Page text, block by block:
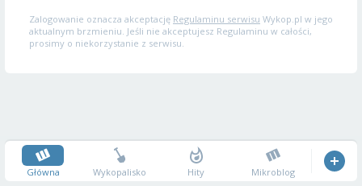
Zalogowanie oznacza akceptację Regulaminu serwisu Wykop.pl w jego
aktualnym brzmieniu. Jeśli nie akceptujesz Regulaminu w całości,
prosimy o niekorzystanie z serwisu.
Główna Wykopalisko Hity Mikroblog